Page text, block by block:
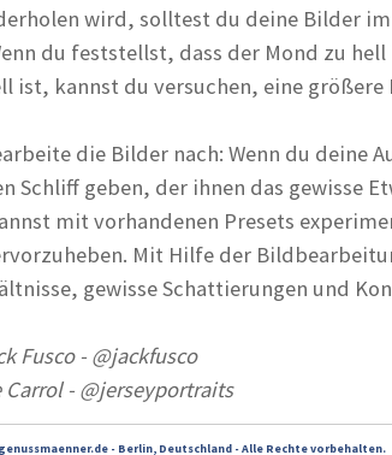
wird, solltest du deine Bilder
du feststellst, dass der Mond zu
ist, kannst du versuchen, eine größere
die Bilder nach: Wenn du deine
Schliff geben, der ihnen das gewisse
mit vorhandenen Presets
Mit Hilfe der
gewisse Schattierungen und
Fusco - @jackfusco
Carrol - @jerseyportraits
genussmaenner.de - Berlin, Deutschland - Alle Rechte vorbehalten.